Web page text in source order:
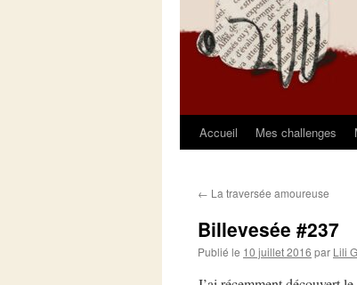
Aller
contenu
Accueil Mes challenges
← La traversée amoureuse
Billevesée #237
Publié le 10 juillet 2016 par Lili